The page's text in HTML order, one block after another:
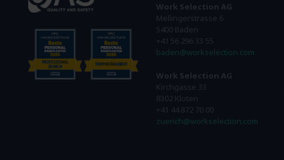
Work Selection AG
Mellingerstrasse 6
5400 Baden
+41 56 296 33 55
baden@workselection.com
Work Selection AG
Kirchgasse 33
8302 Kloten
+41 44 872 70 00
zuerich@workselection.com